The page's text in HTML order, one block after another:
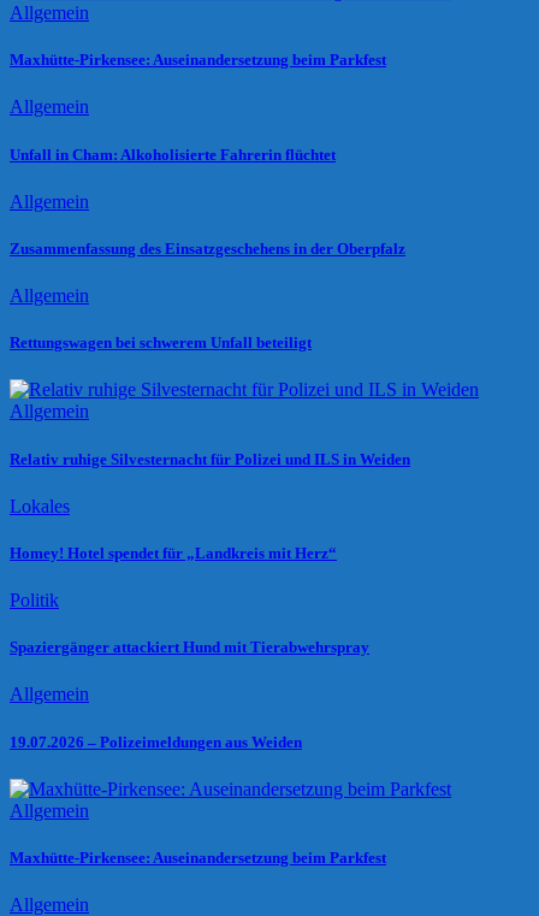
Allgemein
Maxhütte-Pirkensee: Auseinandersetzung beim Parkfest
Allgemein
Unfall in Cham: Alkoholisierte Fahrerin flüchtet
Allgemein
Zusammenfassung des Einsatzgeschehens in der Oberpfalz
Allgemein
Rettungswagen bei schwerem Unfall beteiligt
Allgemein
Relativ ruhige Silvesternacht für Polizei und ILS in Weiden
Lokales
Homey! Hotel spendet für „Landkreis mit Herz“
Politik
Spaziergänger attackiert Hund mit Tierabwehrspray
Allgemein
19.07.2026 – Polizeimeldungen aus Weiden
Allgemein
Maxhütte-Pirkensee: Auseinandersetzung beim Parkfest
Allgemein